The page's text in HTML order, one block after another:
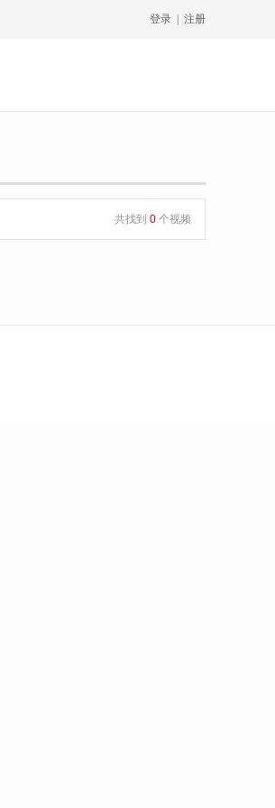
登录 注册
共找到 0 个视频